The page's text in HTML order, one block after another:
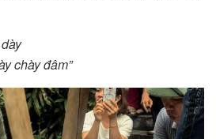
chày đâm”